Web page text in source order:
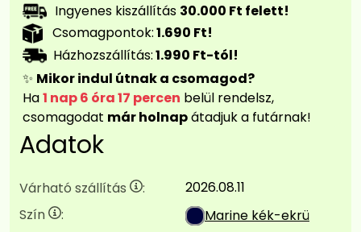
Ingyenes kiszállítás 30.000 Ft felett!
Csomagpontok:1.690 Ft!
Házhozszállítás:1.990 Ft-tól!
✨ Mikor indul útnak a csomagod?
Ha1 nap 6 óra 17 percen belül rendelsz,
csomagodat már holnapátadjuk a futárnak!
Adatok
Várható szállítás :
2026.08.11
Szín
: Marine kék-ekrü